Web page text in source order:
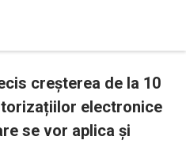
creșterea de la 10
electronice
se vor aplica și